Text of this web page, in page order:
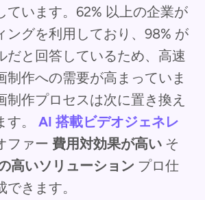
ています。62% 以上の企業が
ングを利用しており、98% が
だと回答しているため、高速
制作への需要が高まっていま
制作プロセスは次に置き換え
。
AI 搭載ビデオジェネレ
ファー 費用対効果が高い そ
高いソリューション プロ仕
きます。